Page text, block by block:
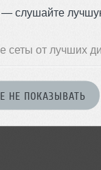
— слушайте
сеты от лучших
НЕ ПОКАЗЫВАТЬ